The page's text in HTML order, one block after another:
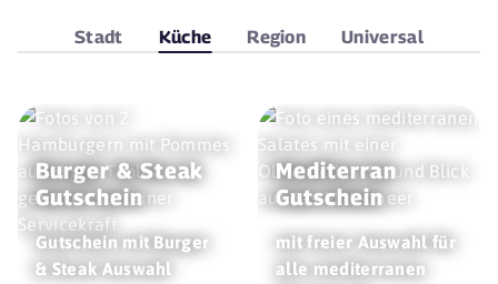
Stadt Küche Region Universal
Burger & Steak
Gutschein
Gutschein mit Burger
& Steak Auswahl
Mediterran
Gutschein
mit freier Auswahl für
alle mediterranen